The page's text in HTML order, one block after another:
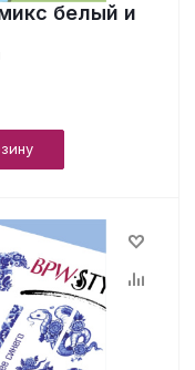
белый и